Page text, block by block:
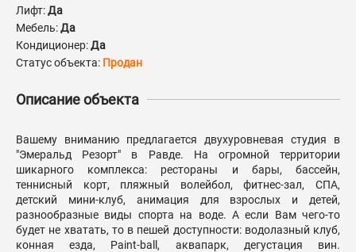
Лифт:Да
Мебель:Да
Кондиционер:Да
Статус объекта: Продан
Описание объекта
Вашему вниманию предлагается двухуровневая студия в
"Эмеральд Резорт" в Равде. На огромной территории
шикарного комплекса: рестораны и бары, бассейн,
теннисный корт, пляжный волейбол, фитнес-зал, СПА,
детский мини-клуб, анимация для взрослых и детей,
разнообразные виды спорта на воде. А если Вам чего-то
будет не хватать, то в пешей доступности: водолазный клуб,
конная езда, Paint-ball, аквапарк, дегустация вин.